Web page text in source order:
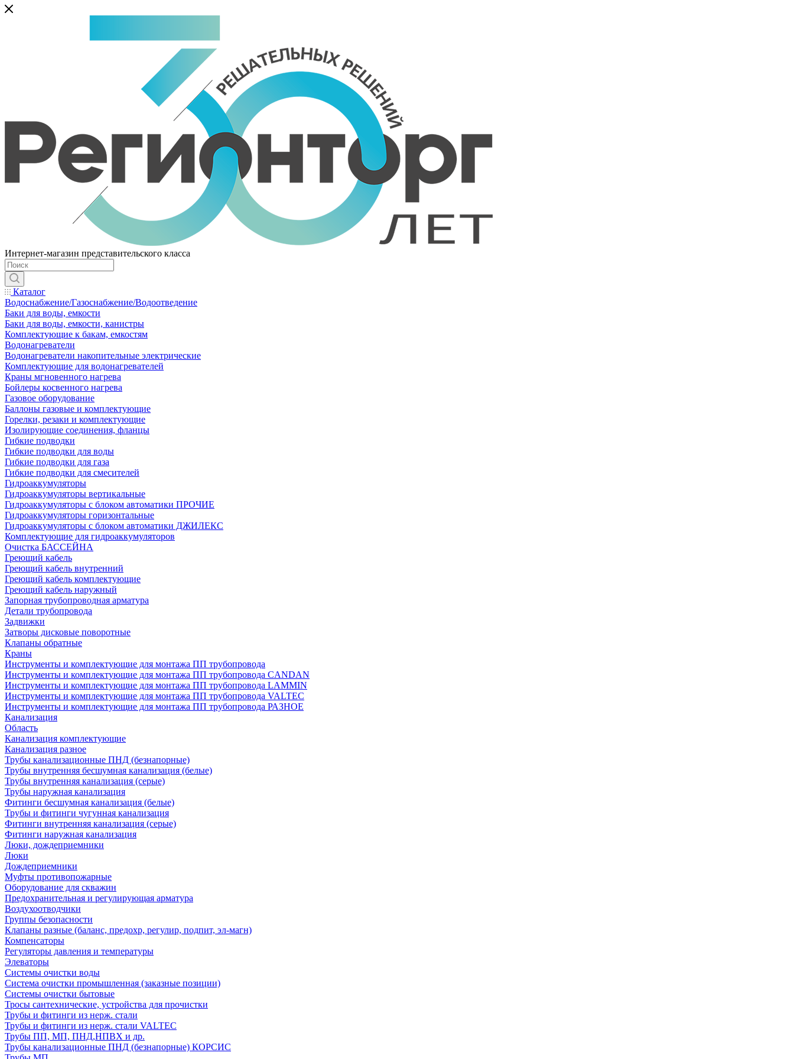
Интернет-магазин представительского класса
Каталог
Водоснабжение/Газоснабжение/Водоотведение
Баки для воды, емкости
Баки для воды, емкости, канистры
Комплектующие к бакам, емкостям
Водонагреватели
Водонагреватели накопительные электрические
Комплектующие для водонагревателей
Краны мгновенного нагрева
Бойлеры косвенного нагрева
Газовое оборудование
Баллоны газовые и комплектующие
Горелки, резаки и комплектующие
Изолирующие соединения, фланцы
Гибкие подводки
Гибкие подводки для воды
Гибкие подводки для газа
Гибкие подводки для смесителей
Гидроаккумуляторы
Гидроаккумуляторы вертикальные
Гидроаккумуляторы с блоком автоматики ПРОЧИЕ
Гидроаккумуляторы горизонтальные
Гидроаккумуляторы с блоком автоматики ДЖИЛЕКС
Комплектующие для гидроаккумуляторов
Очистка БАССЕЙНА
Греющий кабель
Греющий кабель внутренний
Греющий кабель комплектующие
Греющий кабель наружный
Запорная трубопроводная арматура
Детали трубопровода
Задвижки
Затворы дисковые поворотные
Клапаны обратные
Краны
Инструменты и комплектующие для монтажа ПП трубопровода
Инструменты и комплектующие для монтажа ПП трубопровода CANDAN
Инструменты и комплектующие для монтажа ПП трубопровода LAMMIN
Инструменты и комплектующие для монтажа ПП трубопровода VALTEC
Инструменты и комплектующие для монтажа ПП трубопровода РАЗНОЕ
Канализация
Область
Канализация комплектующие
Канализация разное
Трубы канализационные ПНД (безнапорные)
Трубы внутренняя бесшумная канализация (белые)
Трубы внутренняя канализация (серые)
Трубы наружная канализация
Фитинги бесшумная канализация (белые)
Трубы и фитинги чугунная канализация
Фитинги внутренняя канализация (серые)
Фитинги наружная канализация
Люки, дождеприемники
Люки
Дождеприемники
Муфты противопожарные
Оборудование для скважин
Предохранительная и регулирующая арматура
Воздухоотводчики
Группы безопасности
Клапаны разные (баланс, предохр, регулир, подпит, эл-магн)
Компенсаторы
Регуляторы давления и температуры
Элеваторы
Системы очистки воды
Система очистки промышленная (заказные позиции)
Системы очистки бытовые
Тросы сантехнические, устройства для прочистки
Трубы и фитинги из нерж. стали
Трубы и фитинги из нерж. стали VALTEC
Трубы ПП, МП, ПНД,НПВХ и др.
Трубы канализационные ПНД (безнапорные) КОРСИС